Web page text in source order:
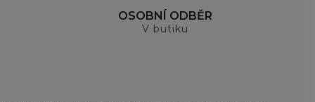
OSOBNÍ ODBĚR
V butiku